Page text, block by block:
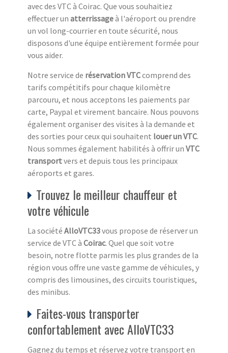
avec des VTC à Coirac. Que vous souhaitiez
effectuer un atterrissageà l'aéroport ou prendre
un vol long-courrier en toute sécurité, nous
disposons d'une équipe entièrement formée pour
vous aider.
Notre service de réservation VTCcomprend des
tarifs compétitifs pour chaque kilomètre
parcouru, et nous acceptons les paiements par
carte, Paypal et virement bancaire. Nous pouvons
également organiser des visites à la demande et
des sorties pour ceux qui souhaitent louer un VTC.
Nous sommes également habilités à offrir un VTC
transportvers et depuis tous les principaux
aéroports et gares.
Trouvez le meilleur chauffeur et
votre véhicule
La société AlloVTC33vous propose de réserver un
service de VTC à Coirac. Quel que soit votre
besoin, notre flotte parmis les plus grandes de la
région vous offre une vaste gamme de véhicules, y
compris des limousines, des circuits touristiques,
des minibus.
Faites-vous transporter
confortablement avec AlloVTC33
Gagnez du temps et réservez votre transport en